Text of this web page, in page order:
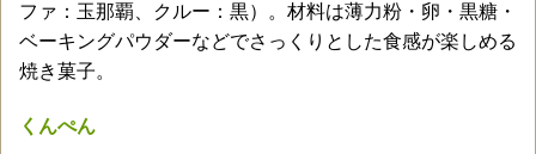
ファ：玉那覇、クルー：黒）。材料は薄力粉・卵・黒糖・
ベーキングパウダーなどでさっくりとした食感が楽しめる
焼き菓子。
くんぺん